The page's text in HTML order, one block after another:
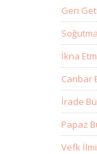
Geri
İkna
Canbar
İrade
Papaz
Vefk